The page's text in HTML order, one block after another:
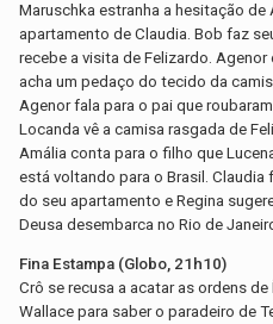
Maruschka estranha a hesitação
apartamento de Claudia. Bob faz
recebe a visita de Felizardo.
acha um pedaço do tecido da
Agenor fala para o pai que
Locanda vê a camisa rasgada de
Amália conta para o filho que
está voltando para o Brasil. Claudia
do seu apartamento e Regina
Deusa desembarca no Rio de
Fina Estampa (Globo, 21h10)
Crô se recusa a acatar as ordens
Wallace para saber o paradeiro de